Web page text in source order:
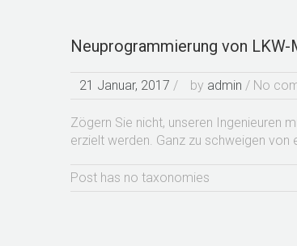
Neuprogrammierung von
21 Januar, 2017 / by admin / No
Zögern Sie nicht, unseren Ingenieuren
erzielt werden. Ganz zu schweigen von
Post has no taxonomies